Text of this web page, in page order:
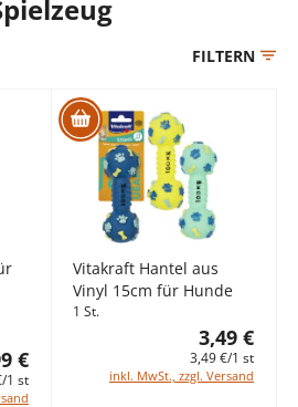
FILTERN
€
1 st
Vitakraft Hantel aus
Vinyl 15cm für Hunde
1 St.
3,49 €
3,49 €/1 st
inkl. MwSt., zzgl. Versand